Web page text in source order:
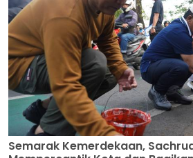
Semarak Kemerdekaan,